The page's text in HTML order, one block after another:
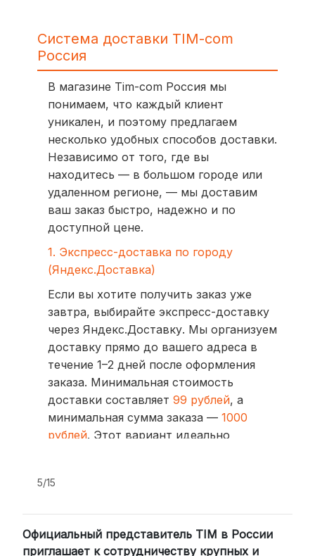
Система доставки TIM-com
Россия
В магазине Tim-com Россия мы
понимаем, что каждый клиент
уникален, и поэтому предлагаем
несколько удобных способов доставки.
Независимо от того, где вы
находитесь — в большом городе или
удаленном регионе, — мы доставим
ваш заказ быстро, надежно и по
доступной цене.
1. Экспресс-доставка по городу
(Яндекс.Доставка)
Если вы хотите получить заказ уже
завтра, выбирайте экспресс-доставку
через Яндекс.Доставку. Мы организуем
доставку прямо до вашего адреса в
течение 1–2 дней после оформления
заказа. Минимальная стоимость
доставки составляет 99 рублей, а
минимальная сумма заказа — 1000
рублей. Этот вариант идеально
компании (СДЭК, BoxBerry, DPD)
Для клиентов из других регионов
5/15
Официальный представитель TIM в России
приглашает к сотрудничеству крупных и